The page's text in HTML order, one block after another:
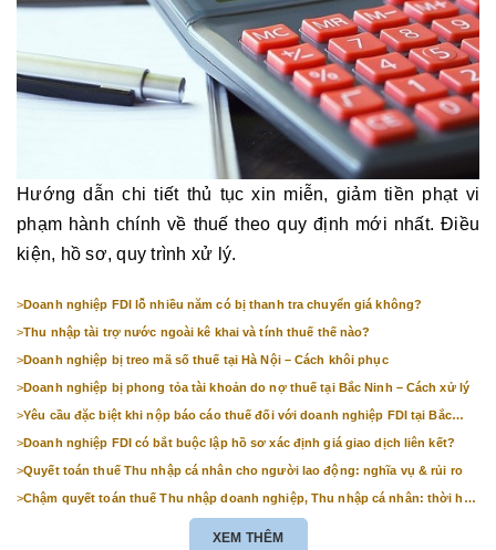
Hướng dẫn chi tiết thủ tục xin miễn, giảm tiền phạt vi
phạm hành chính về thuế theo quy định mới nhất. Điều
kiện, hồ sơ, quy trình xử lý.
>Doanh nghiệp FDI lỗ nhiều năm có bị thanh tra chuyển giá không?
>Thu nhập tài trợ nước ngoài kê khai và tính thuế thế nào?
>Doanh nghiệp bị treo mã số thuế tại Hà Nội – Cách khôi phục
>Doanh nghiệp bị phong tỏa tài khoản do nợ thuế tại Bắc Ninh – Cách xử lý
>Yêu cầu đặc biệt khi nộp báo cáo thuế đối với doanh nghiệp FDI tại Bắc
>Doanh nghiệp FDI có bắt buộc lập hồ sơ xác định giá giao dịch liên kết?
>Quyết toán thuế Thu nhập cá nhân cho người lao động: nghĩa vụ & rủi ro
>Chậm quyết toán thuế Thu nhập doanh nghiệp, Thu nhập cá nhân: thời hạn
XEM THÊM